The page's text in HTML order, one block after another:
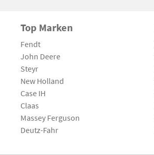
Top Marken
Fendt
John Deere
Steyr
New Holland
Case IH
Claas
Massey Ferguson
Deutz-Fahr